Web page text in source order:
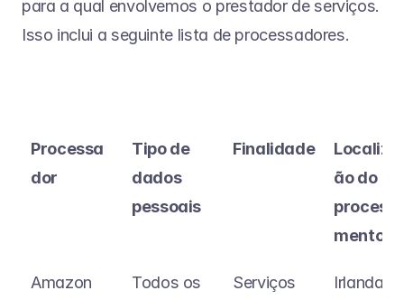
para a qual envolvemos o prestador de serviços.
Isso inclui a seguinte lista de processadores.
Processa
dor
Tipo de
dados
pessoais
Finalidade
ão do
mento
Amazon
Todos os
Serviços
Irlanda,